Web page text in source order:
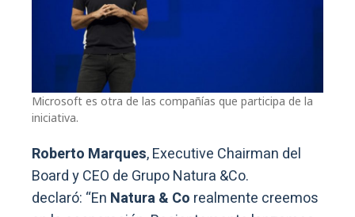
Microsoft es otra de las compañías que participa de la
iniciativa.
Roberto Marques, Executive Chairman del
Board y CEO de Grupo Natura &Co.
declaró: “En Natura & Co realmente creemos